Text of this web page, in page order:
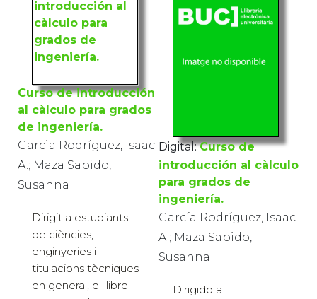
Curso de introducción
al càlculo para grados
Garcia Rodríguez, Isaac
A.; Maza Sabido,
Susanna
Dirigit a estudiants
Digital:
Curso de
introducción al càlculo
para grados de
García Rodríguez, Isaac